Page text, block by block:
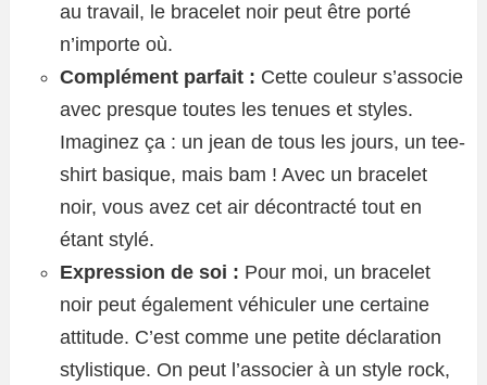
au travail, le bracelet noir peut être porté
n’importe où.
Complément parfait : Cette couleur s’associe
avec presque toutes les tenues et styles.
Imaginez ça : un jean de tous les jours, un tee-
shirt basique, mais bam ! Avec un bracelet
noir, vous avez cet air décontracté tout en
étant stylé.
Expression de soi : Pour moi, un bracelet
noir peut également véhiculer une certaine
attitude. C’est comme une petite déclaration
stylistique. On peut l’associer à un style rock,